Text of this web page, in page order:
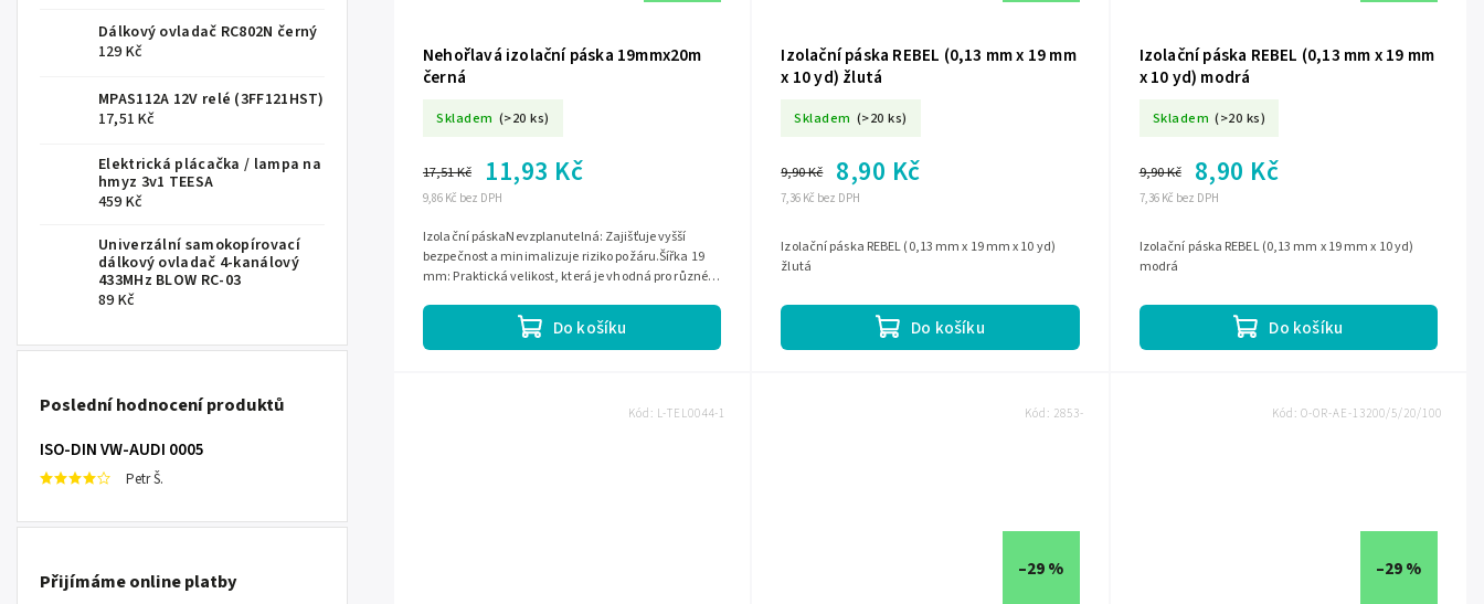
Dálkový ovladač RC802N černý
129 Kč
MPAS112A 12V relé (3FF121HST)
17,51 Kč
Elektrická plácačka / lampa na
hmyz 3v1 TEESA
459 Kč
Univerzální samokopírovací
dálkový ovladač 4-kanálový
433MHz BLOW RC-03
89 Kč
Poslední hodnocení produktů
ISO-DIN VW-AUDI 0005
Petr Š.
Přijímáme online platby
Nehořlavá izolační páska 19mmx20m
černá
Skladem (>20 ks)
9,86 Kč bez DPH
17,51 Kč 11,93 Kč
Do košíku
Izolační páskaNevzplanutelná: Zajišťuje vyšší
bezpečnost a minimalizuje riziko požáru.Šířka 19
mm: Praktická velikost, která je vhodná pro různé
Izolační páska REBEL (0,13 mm x 19 mm
x 10 yd) žlutá
Skladem (>20 ks)
7,36 Kč bez DPH
9,90 Kč 8,90 Kč
Do košíku
Izolační páska REBEL (0,13 mm x 19 mm x 10 yd)
žlutá
Izolační páska REBEL (0,13 mm x 19 mm
x 10 yd) modrá
Skladem (>20 ks)
7,36 Kč bez DPH
9,90 Kč 8,90 Kč
Do košíku
Izolační páska REBEL (0,13 mm x 19 mm x 10 yd)
modrá
Kód: L-TEL0044-1
–29 %
Kód: 2853-
–29 %
Kód: O-OR-AE-13200/5/20/100